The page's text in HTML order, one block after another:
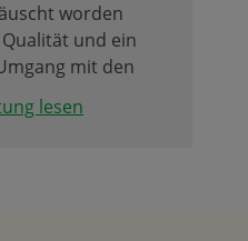
worden
und ein
mit den
lesen